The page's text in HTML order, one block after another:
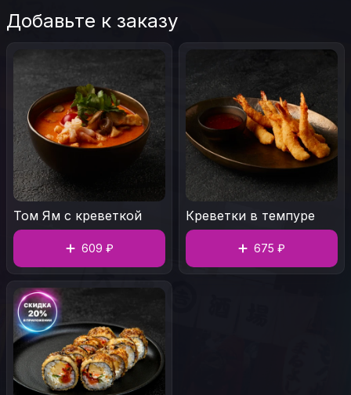
Добавьте к заказу
Том Ям с креветкой
609 ₽
Креветки в темпуре
675 ₽